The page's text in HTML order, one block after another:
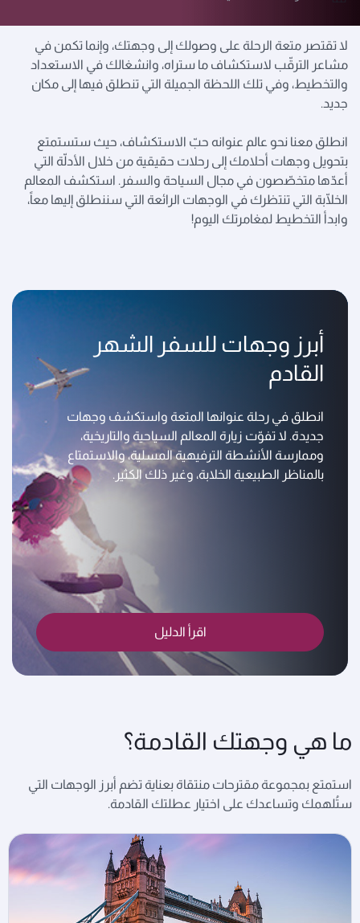
لا تقتصر متعة الرحلة على وصولك إلى وجهتك، وإنما تكمن في
مشاعر الترقّب لاستكشاف ما ستراه، وانشغالك في الاستعداد
والتخطيط، وفي تلك اللحظة الجميلة التي تنطلق فيها إلى مكان
جديد.
انطلق معنا نحو عالم عنوانه حبّ الاستكشاف، حيث ستستمتع
بتحويل وجهات أحلامك إلى رحلات حقيقية من خلال الأدلّة التي
أعدّها متخصّصون في مجال السياحة والسفر. استكشف المعالم
الخلّابة التي تنتظرك في الوجهات الرائعة التي سننطلق إليها معاً،
وابدأ التخطيط لمغامرتك اليوم!
أبرز وجهات للسفر الشهر
القادم
انطلق في رحلة عنوانها المتعة واستكشف وجهات
جديدة. لا تفوّت زيارة المعالم السياحية والتاريخية،
وممارسة الأنشطة الترفيهية المسلية، والاستمتاع
بالمناظر الطبيعية الخلابة، وغير ذلك الكثير.
اقرأ الدليل
ما هي وجهتك القادمة؟
استمتع بمجموعة مقترحات منتقاة بعناية تضم أبرز الوجهات التي
ستُلهمك وتساعدك على اختيار عطلتك القادمة.